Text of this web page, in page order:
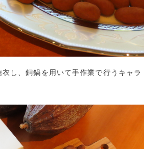
し、銅鍋を用いて手作業で行うキャラ